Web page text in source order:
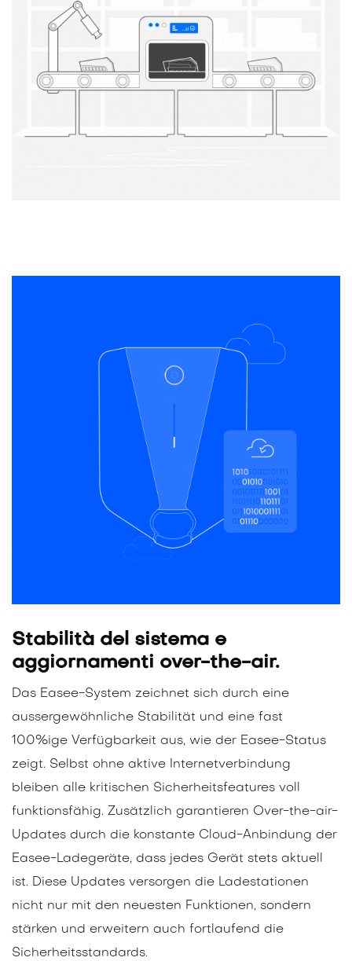
Stabilità del sistema e
aggiornamenti over-the-air.
Das Easee-System zeichnet sich durch eine
aussergewöhnliche Stabilität und eine fast
100%ige Verfügbarkeit aus, wie der Easee-Status
zeigt. Selbst ohne aktive Internetverbindung
bleiben alle kritischen Sicherheitsfeatures voll
funktionsfähig. Zusätzlich garantieren Over-the-air-
Updates durch die konstante Cloud-Anbindung der
Easee-Ladegeräte, dass jedes Gerät stets aktuell
ist. Diese Updates versorgen die Ladestationen
nicht nur mit den neuesten Funktionen, sondern
stärken und erweitern auch fortlaufend die
Sicherheitsstandards.